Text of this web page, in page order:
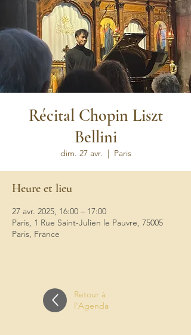
Récital Chopin Liszt
Bellini
dim. 27 avr.
  |
Paris
Heure et lieu
27 avr. 2025, 16:00 – 17:00
Paris, 1 Rue Saint-Julien le Pauvre, 75005
Paris, France
Retour à
l'Agenda